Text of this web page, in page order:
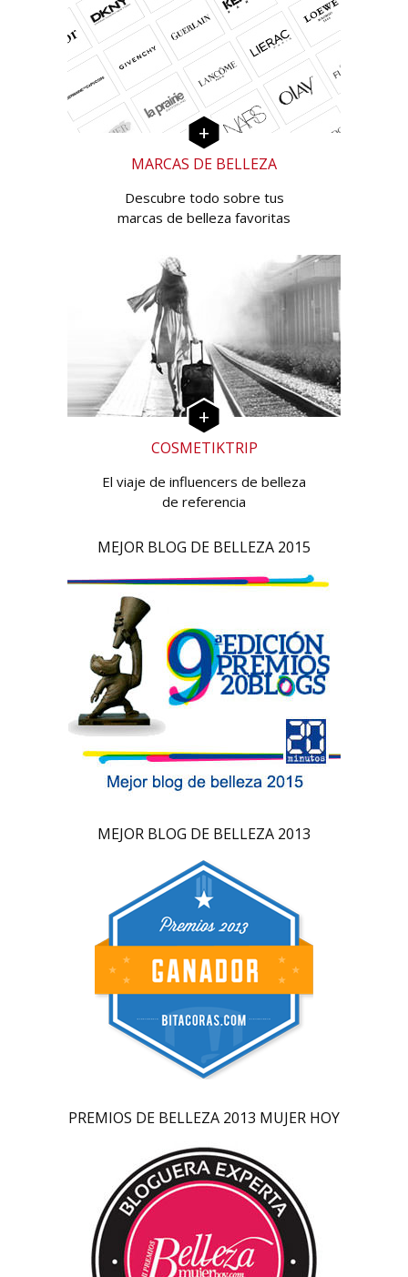
MARCAS DE BELLEZA
Descubre todo sobre tus
marcas de belleza favoritas
COSMETIKTRIP
El viaje de influencers de belleza
de referencia
MEJOR BLOG DE BELLEZA 2015
MEJOR BLOG DE BELLEZA 2013
PREMIOS DE BELLEZA 2013 MUJER HOY